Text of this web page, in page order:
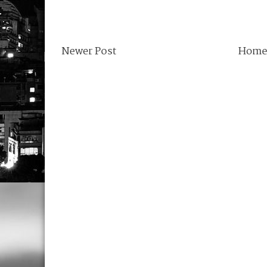
Newer Post Home